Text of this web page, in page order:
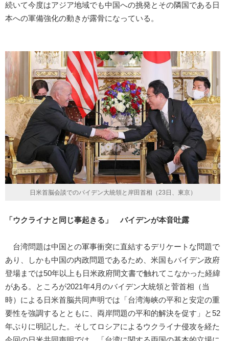
続いて今度はアジア地域でも中国への挑発とその隣国である日
本への軍備強化の動きが露骨になっている。
日米首脳会談でのバイデン大統領と岸田首相（23日、東京）
「ウクライナと同じ事起きる」 バイデンが本音吐露
台湾問題は中国との軍事衝突に直結するデリケートな問題で
あり、しかも中国の内政問題であるため、米国もバイデン政府
登場までは50年以上も日米政府間文書で触れてこなかった経緯
がある。ところが2021年4月のバイデン大統領と菅首相（当
時）による日米首脳共同声明では「台湾海峡の平和と安定の重
要性を強調するとともに、両岸問題の平和的解決を促す」と52
年ぶりに明記した。そしてロシアによるウクライナ侵攻を経た